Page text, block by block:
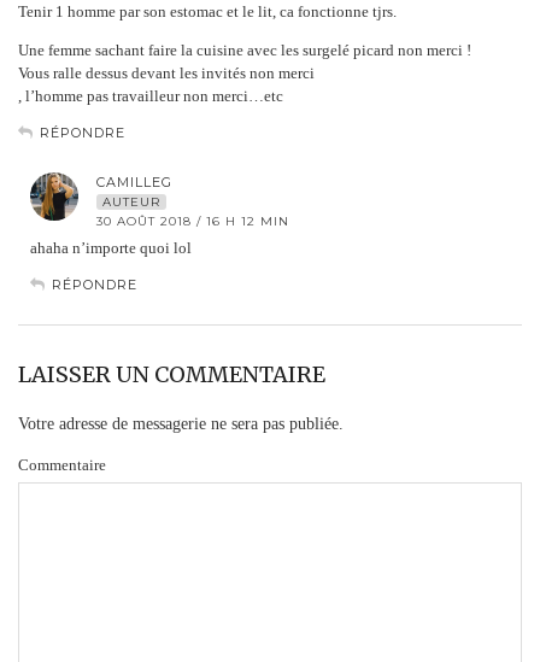
Tenir 1 homme par son estomac et le lit, ca fonctionne tjrs.
Une femme sachant faire la cuisine avec les surgelé picard non merci !
Vous ralle dessus devant les invités non merci
, l’homme pas travailleur non merci…etc
RÉPONDRE
CAMILLEG
AUTEUR
30 AOÛT 2018 / 16 H 12 MIN
ahaha n’importe quoi lol
RÉPONDRE
LAISSER UN COMMENTAIRE
Votre adresse de messagerie ne sera pas publiée.
Commentaire